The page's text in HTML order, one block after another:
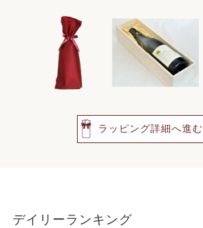
ラッピング詳細へ進む
デイリーランキング